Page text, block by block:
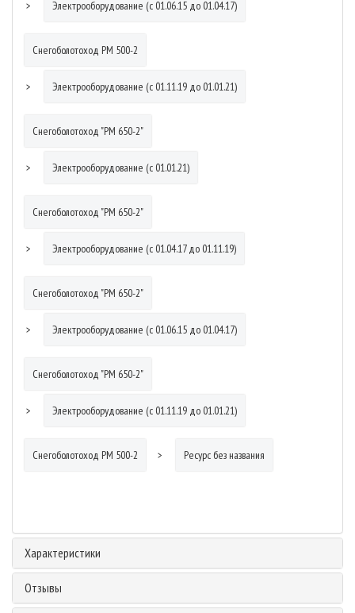
Электрооборудование (с 01.06.15 до 01.04.17)
Снегоболотоход РМ 500-2
Электрооборудование (с 01.11.19 до 01.01.21)
Снегоболотоход "РМ 650-2"
Электрооборудование (с 01.01.21)
Снегоболотоход "РМ 650-2"
Электрооборудование (с 01.04.17 до 01.11.19)
Снегоболотоход "РМ 650-2"
Электрооборудование (с 01.06.15 до 01.04.17)
Снегоболотоход "РМ 650-2"
Электрооборудование (с 01.11.19 до 01.01.21)
Снегоболотоход РМ 500-2 Ресурс без названия
Характеристики
Отзывы